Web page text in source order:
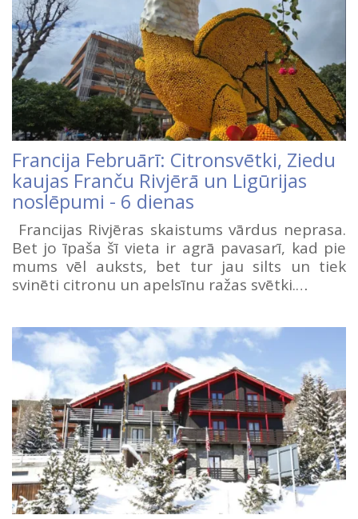
Francija Februārī: Citronsvētki, Ziedu
kaujas Franču Rivjērā un Ligūrijas
noslēpumi - 6 dienas
Francijas Rivjēras skaistums vārdus neprasa.
Bet jo īpaša šī vieta ir agrā pavasarī, kad pie
mums vēl auksts, bet tur jau silts un tiek
svinēti citronu un apelsīnu ražas svētki.…